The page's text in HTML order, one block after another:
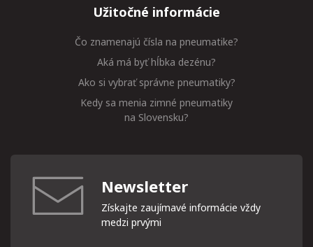
Užitočné informácie
Čo znamenajú čísla na pneumatike?
Aká má byť hĺbka dezénu?
Ako si vybrať správne pneumatiky?
Kedy sa menia zimné pneumatiky
na Slovensku?
Newsletter
Získajte zaujímavé informácie vždy
medzi prvými